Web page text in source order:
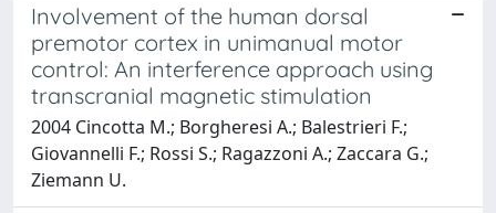
Involvement of the human dorsal
premotor cortex in unimanual motor
control: An interference approach using
transcranial magnetic stimulation
2004 Cincotta M.; Borgheresi A.; Balestrieri F.;
Giovannelli F.; Rossi S.; Ragazzoni A.; Zaccara G.;
Ziemann U.